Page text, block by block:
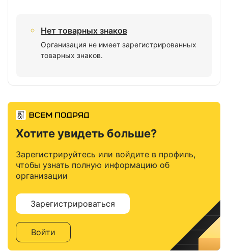
Нет товарных знаков
Организация не имеет зарегистрированных
товарных знаков.
Хотите увидеть больше?
Зарегистрируйтесь или войдите в профиль,
чтобы узнать полную информацию об
организации
Зарегистрироваться
Войти